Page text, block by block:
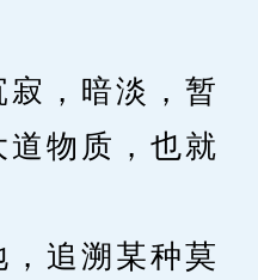
，暗淡，暂
物质，也就
追溯某种莫